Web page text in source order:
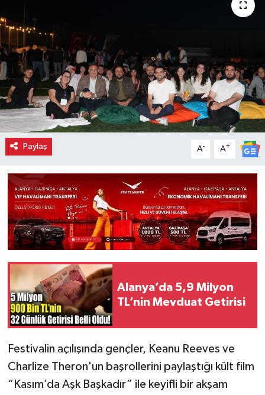
Paylaş A- A+
Alanya’da 5,9 Milyon
TL’nin Mevduat Getirisi
Festivalin açılışında gençler, Keanu Reeves ve
Charlize Theron'un başrollerini paylaştığı kült film
“Kasım’da Aşk Başkadır” ile keyifli bir akşam